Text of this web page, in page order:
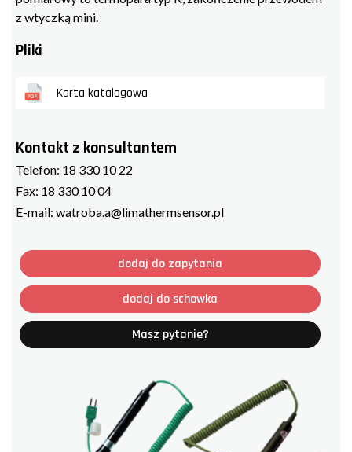
z wtyczką mini.
Pliki
Karta katalogowa
Kontakt z konsultantem
Telefon: 18 330 10 22
Fax: 18 330 10 04
E-mail: watroba.a@limathermsensor.pl
dodaj do zapytania
dodaj do schowka
Masz pytanie?